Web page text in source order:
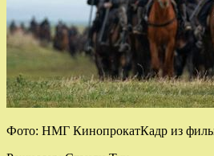
Фото: НМГ КинопрокатКадр из